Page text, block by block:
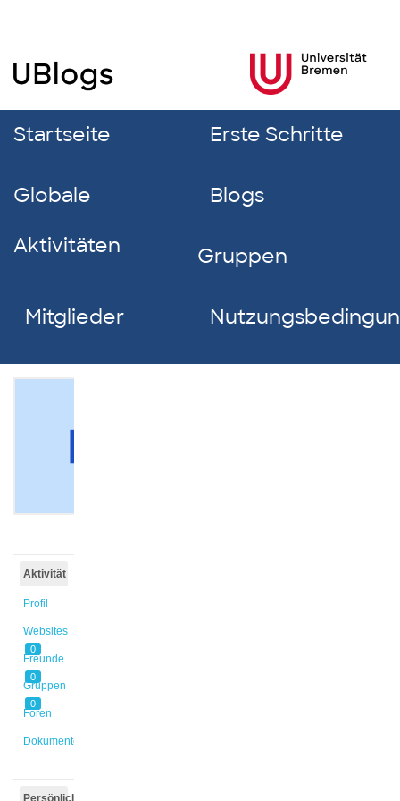
Startseite Erste Schritte
Globale
Aktivitäten
Blogs
Gruppen
Mitglieder
Aktivität
Profil
Websites
0
Freunde
0
Gruppen
0
Foren
Dokumente
Persönlich